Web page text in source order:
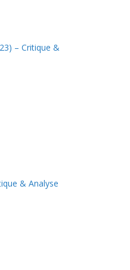
– Critique &
& Analyse